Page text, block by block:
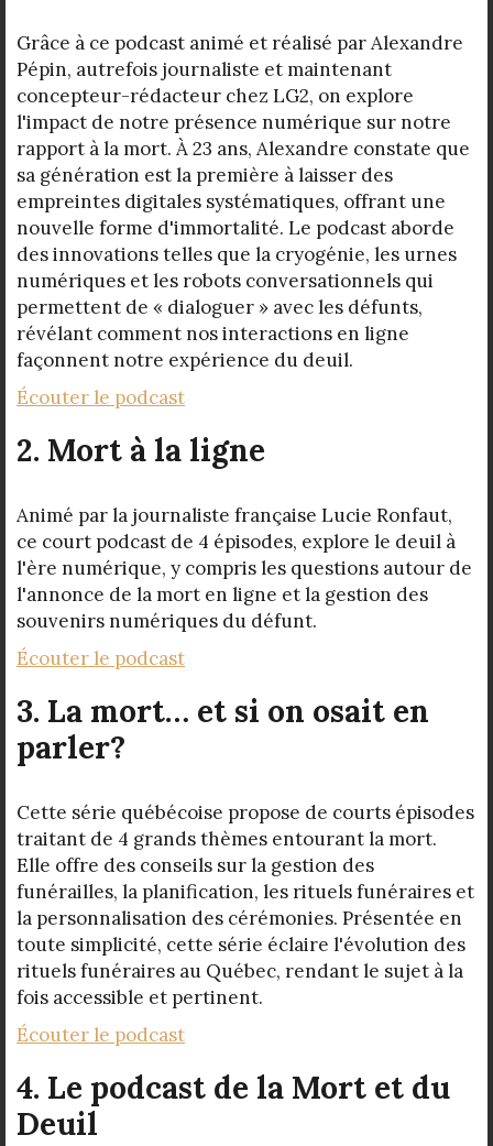
Grâce à ce podcast animé et réalisé par Alexandre
Pépin, autrefois journaliste et maintenant
concepteur-rédacteur chez LG2, on explore
l'impact de notre présence numérique sur notre
rapport à la mort. À 23 ans, Alexandre constate que
sa génération est la première à laisser des
empreintes digitales systématiques, offrant une
nouvelle forme d'immortalité. Le podcast aborde
des innovations telles que la cryogénie, les urnes
numériques et les robots conversationnels qui
permettent de « dialoguer » avec les défunts,
révélant comment nos interactions en ligne
façonnent notre expérience du deuil.
Écouter le podcast
2. Mort à la ligne
Animé par la journaliste française Lucie Ronfaut,
ce court podcast de 4 épisodes, explore le deuil à
l'ère numérique, y compris les questions autour de
l'annonce de la mort en ligne et la gestion des
souvenirs numériques du défunt.
Écouter le podcast
3. La mort… et si on osait en
parler?
Cette série québécoise propose de courts épisodes
traitant de 4 grands thèmes entourant la mort.
Elle offre des conseils sur la gestion des
funérailles, la planification, les rituels funéraires et
la personnalisation des cérémonies. Présentée en
toute simplicité, cette série éclaire l'évolution des
rituels funéraires au Québec, rendant le sujet à la
fois accessible et pertinent.
Écouter le podcast
4. Le podcast de la Mort et du
Deuil